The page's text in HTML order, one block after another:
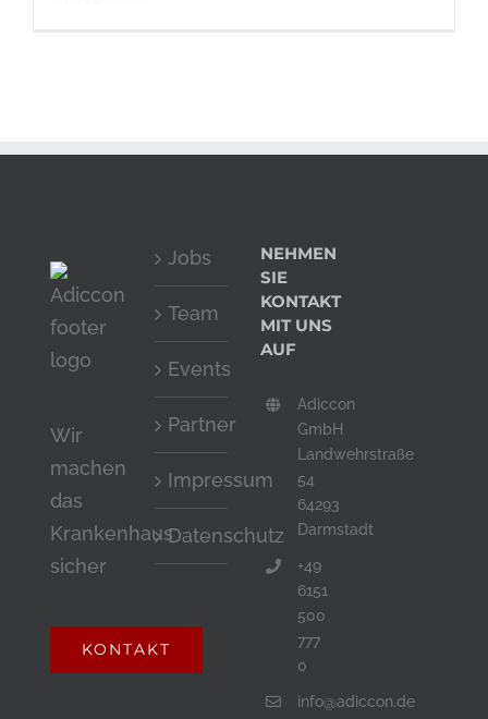
Wir
machen
das
Krankenhaus
sicher
KONTAKT
Jobs
Team
Events
Partner
Impressum
Datenschutz
NEHMEN
SIE
KONTAKT
MIT UNS
AUF
Adiccon
GmbH
Landwehrstraße
54
64293
Darmstadt
+49
6151
500
777
0
info@adiccon.de